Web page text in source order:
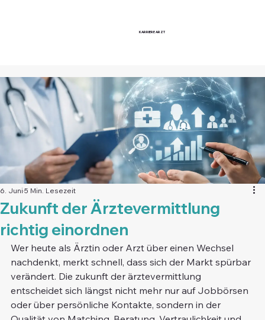
KARRIEREARZT
Zukunft der Ärztevermittlung
richtig einordnen
6. Juni 5 Min. Lesezeit
Wer heute als Ärztin oder Arzt über einen Wechsel
nachdenkt, merkt schnell, dass sich der Markt spürbar
verändert. Die zukunft der ärztevermittlung
entscheidet sich längst nicht mehr nur auf Jobbörsen
oder über persönliche Kontakte, sondern in der